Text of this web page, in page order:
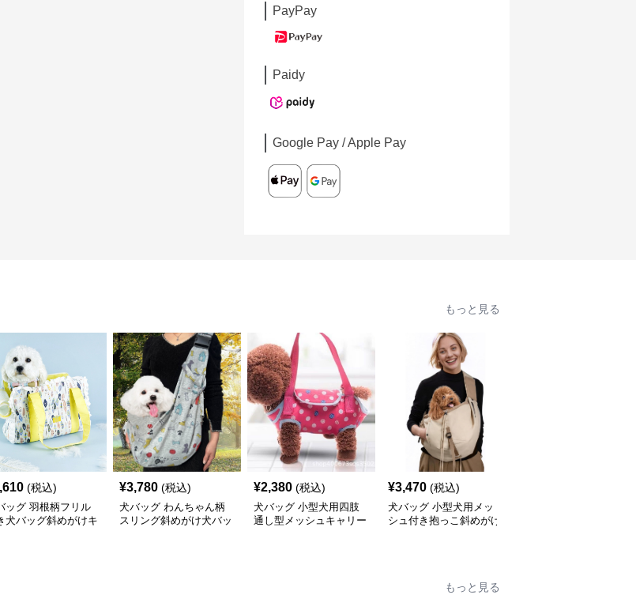
PayPay
Paidy
Google Pay / Apple Pay
もっと見る
(税込)
ッグ 羽根柄フリル
犬バッグ斜めがけキ
¥3,780 (税込)
犬バッグ わんちゃん柄
スリング斜めがけ犬バッ
¥2,380 (税込)
犬バッグ 小型犬用四肢
通し型メッシュキャリー
¥3,470 (税込)
犬バッグ 小型犬用メッ
シュ付き抱っこ斜めがけ
もっと見る